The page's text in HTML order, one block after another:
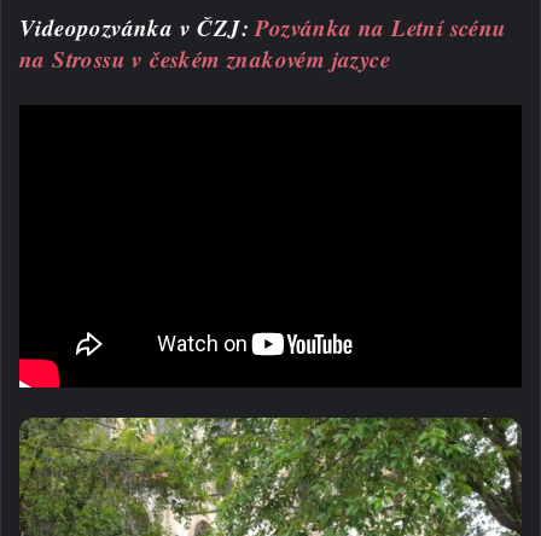
Videopozvánka v ČZJ:Pozvánka na Letní scénu
na Strossu v českém znakovém jazyce